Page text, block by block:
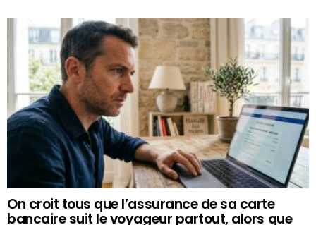
On croit tous que l’assurance de sa carte
bancaire suit le voyageur partout, alors que